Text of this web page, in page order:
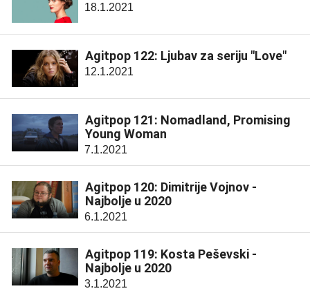
18.1.2021
Agitpop 122: Ljubav za seriju "Love"
12.1.2021
Agitpop 121: Nomadland, Promising
Young Woman
7.1.2021
Agitpop 120: Dimitrije Vojnov -
Najbolje u 2020
6.1.2021
Agitpop 119: Kosta Peševski -
Najbolje u 2020
3.1.2021